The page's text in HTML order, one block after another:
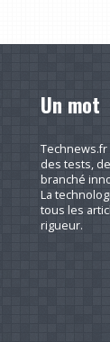
Un mot
Technews.fr
des tests,
branché
La
tous les
rigueur.